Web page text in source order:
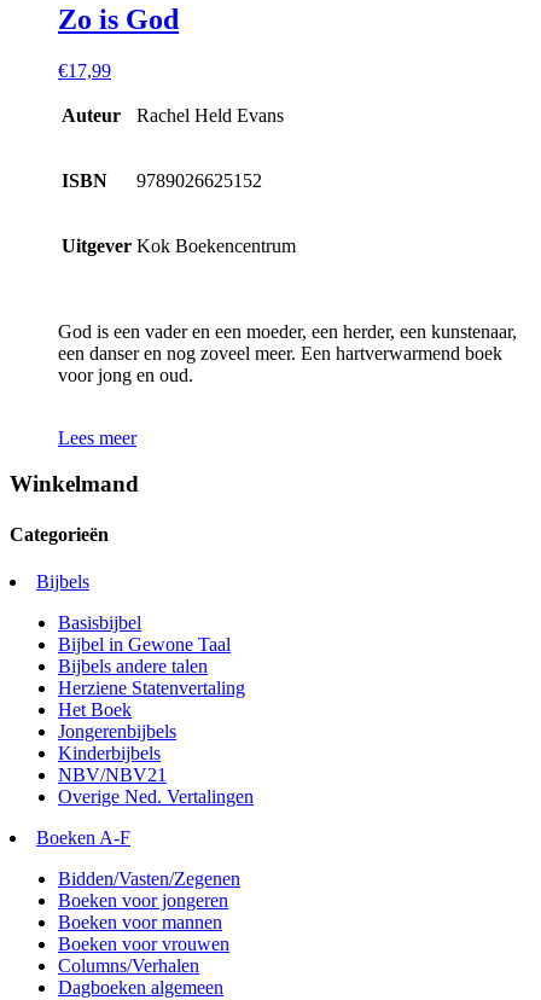
Zo is God
€17,99
Auteur Rachel Held Evans
ISBN 9789026625152
Uitgever Kok Boekencentrum
God is een vader en een moeder, een herder, een kunstenaar,
een danser en nog zoveel meer. Een hartverwarmend boek
voor jong en oud.
Lees meer
Winkelmand
Categorieën
Bijbels
Basisbijbel
Bijbel in Gewone Taal
Bijbels andere talen
Herziene Statenvertaling
Het Boek
Jongerenbijbels
Kinderbijbels
NBV/NBV21
Overige Ned. Vertalingen
Boeken A-F
Bidden/Vasten/Zegenen
Boeken voor jongeren
Boeken voor mannen
Boeken voor vrouwen
Columns/Verhalen
Dagboeken algemeen